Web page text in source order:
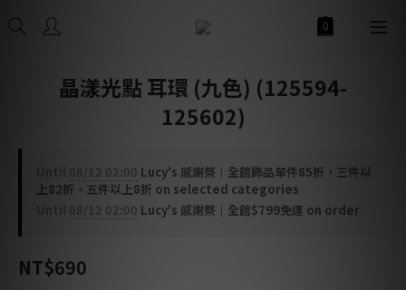
晶漾光點 耳環 (九色) (125594-
125602)
08/12 02:00 Lucy's 感謝祭｜全館飾品單件85折，三件以
上82折，五件以上8折 on selected categories
08/12 02:00 Lucy's 感謝祭｜全館$799免運 on order
NT$690